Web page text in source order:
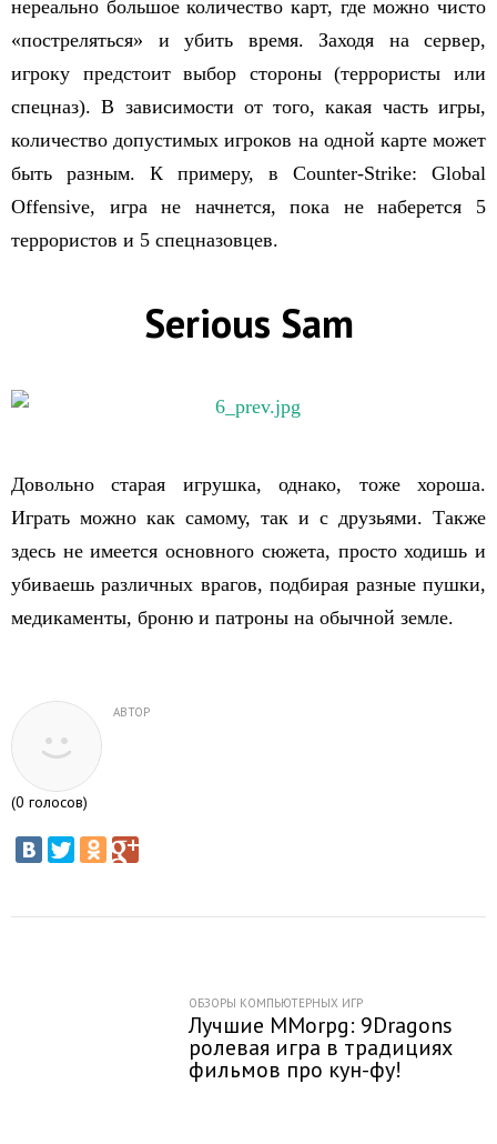
нереально большое количество карт, где можно чисто
«постреляться» и убить время. Заходя на сервер,
игроку предстоит выбор стороны (террористы или
спецназ). В зависимости от того, какая часть игры,
количество допустимых игроков на одной карте может
быть разным. К примеру, в Counter-Strike: Global
Offensive, игра не начнется, пока не наберется 5
террористов и 5 спецназовцев.
Serious Sam
Довольно старая игрушка, однако, тоже хороша.
Играть можно как самому, так и с друзьями. Также
здесь не имеется основного сюжета, просто ходишь и
убиваешь различных врагов, подбирая разные пушки,
медикаменты, броню и патроны на обычной земле.
АВТОР
(0 голосов)
ОБЗОРЫ КОМПЬЮТЕРНЫХ ИГР
Лучшие MMorpg: 9Dragons
ролевая игра в традициях
фильмов про кун-фу!